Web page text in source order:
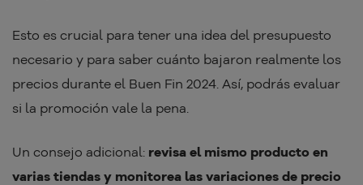
Esto es crucial para tener una idea del presupuesto
necesario y para saber cuánto bajaron realmente los
precios durante el Buen Fin 2024. Así, podrás evaluar
si la promoción vale la pena.
Un consejo adicional: revisa el mismo producto en
varias tiendas y monitorea las variaciones de precio